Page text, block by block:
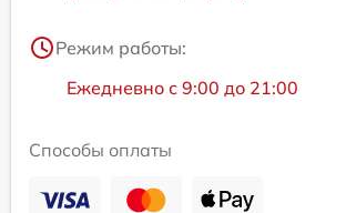
Режим работы:
Ежедневно с 9:00 до 21:00
Способы оплаты